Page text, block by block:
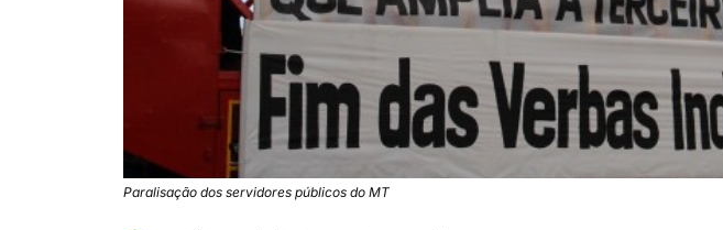
Paralisação dos servidores públicos do MT